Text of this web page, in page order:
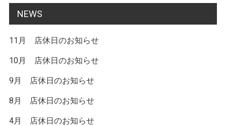
の
記
事
へ
の
リ
ン
NEWS
11月 店休日のお知らせ
10月 店休日のお知らせ
9月 店休日のお知らせ
8月 店休日のお知らせ
4月 店休日のお知らせ